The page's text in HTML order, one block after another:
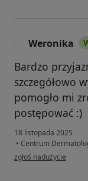
Weronika
Bardzo
szczegółowo
pomogło mi
postępować :)
18 listopada 2025
• Centrum
w opinii użytkownika
zgłoś nadużycie